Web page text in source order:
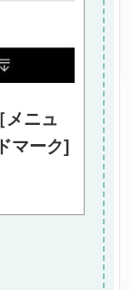
メニュ
マーク]